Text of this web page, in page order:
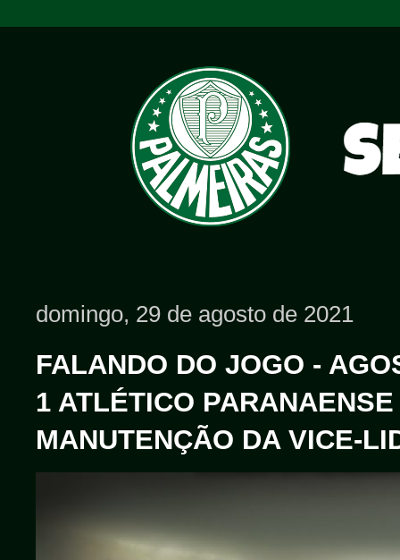
domingo, 29 de agosto de 2021
FALANDO DO JOGO -
1 ATLÉTICO
MANUTENÇÃO DA VICE-